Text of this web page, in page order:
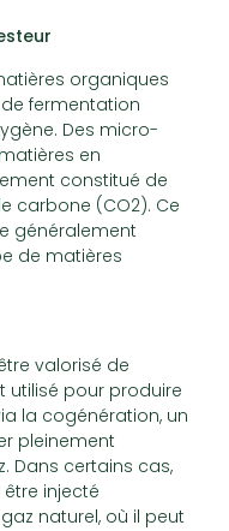
organiques
fermentation
Des micro-
en
constitué de
carbone (CO2). Ce
généralement
de matières
valorisé de
utilisé pour produire
la cogénération, un
pleinement
Dans certains cas,
injecté
naturel, où il peut